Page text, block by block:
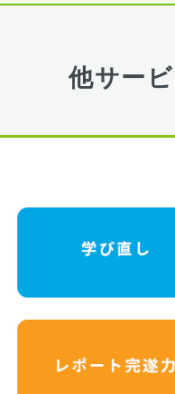
他サー